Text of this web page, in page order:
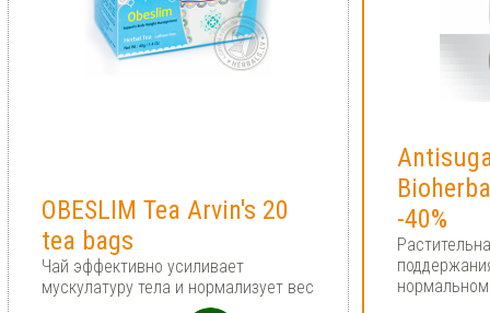
OBESLIM Tea Arvin's 20
tea bags
Чай эффективно усиливает
мускулатуру тела и нормализует вес
-40%